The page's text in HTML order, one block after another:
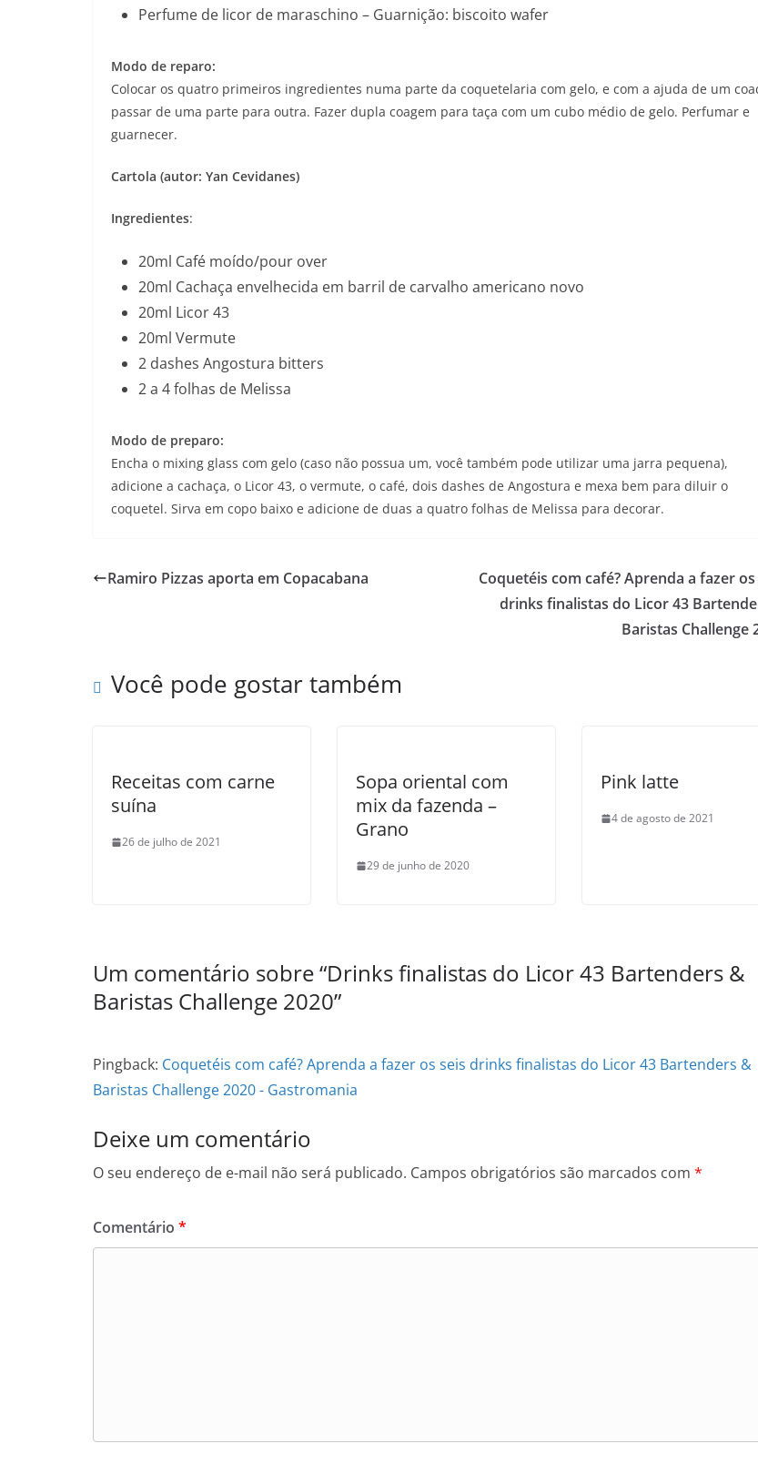
Perfume de licor de maraschino – Guarnição: biscoito wafer
Modo de reparo:
Colocar os quatro primeiros ingredientes numa parte da coquetelaria com gelo, e com a ajuda de um
passar de uma parte para outra. Fazer dupla coagem para taça com um cubo médio de gelo. Perfumar e
guarnecer.
Cartola (autor: Yan Cevidanes)
Ingredientes:
20ml Café moído/pour over
20ml Cachaça envelhecida em barril de carvalho americano novo
20ml Licor 43
20ml Vermute
2 dashes Angostura bitters
2 a 4 folhas de Melissa
Modo de preparo:
Encha o mixing glass com gelo (caso não possua um, você também pode utilizar uma jarra pequena),
adicione a cachaça, o Licor 43, o vermute, o café, dois dashes de Angostura e mexa bem para diluir o
coquetel. Sirva em copo baixo e adicione de duas a quatro folhas de Melissa para decorar.
Ramiro Pizzas aporta em Copacabana
Coquetéis com café? Aprenda a fazer os
drinks finalistas do Licor 43
Baristas Challenge
Você pode gostar também
Receitas com carne
suína
26 de julho de 2021
Sopa oriental com
mix da fazenda –
Grano
29 de junho de 2020
Pink latte
4 de agosto de 2021
Um comentário sobre “Drinks finalistas do Licor 43 Bartenders &
Baristas Challenge 2020”
Pingback: Coquetéis com café? Aprenda a fazer os seis drinks finalistas do Licor 43 Bartenders &
Baristas Challenge 2020 - Gastromania
Deixe um comentário
O seu endereço de e-mail não será publicado. Campos obrigatórios são marcados com *
Comentário *